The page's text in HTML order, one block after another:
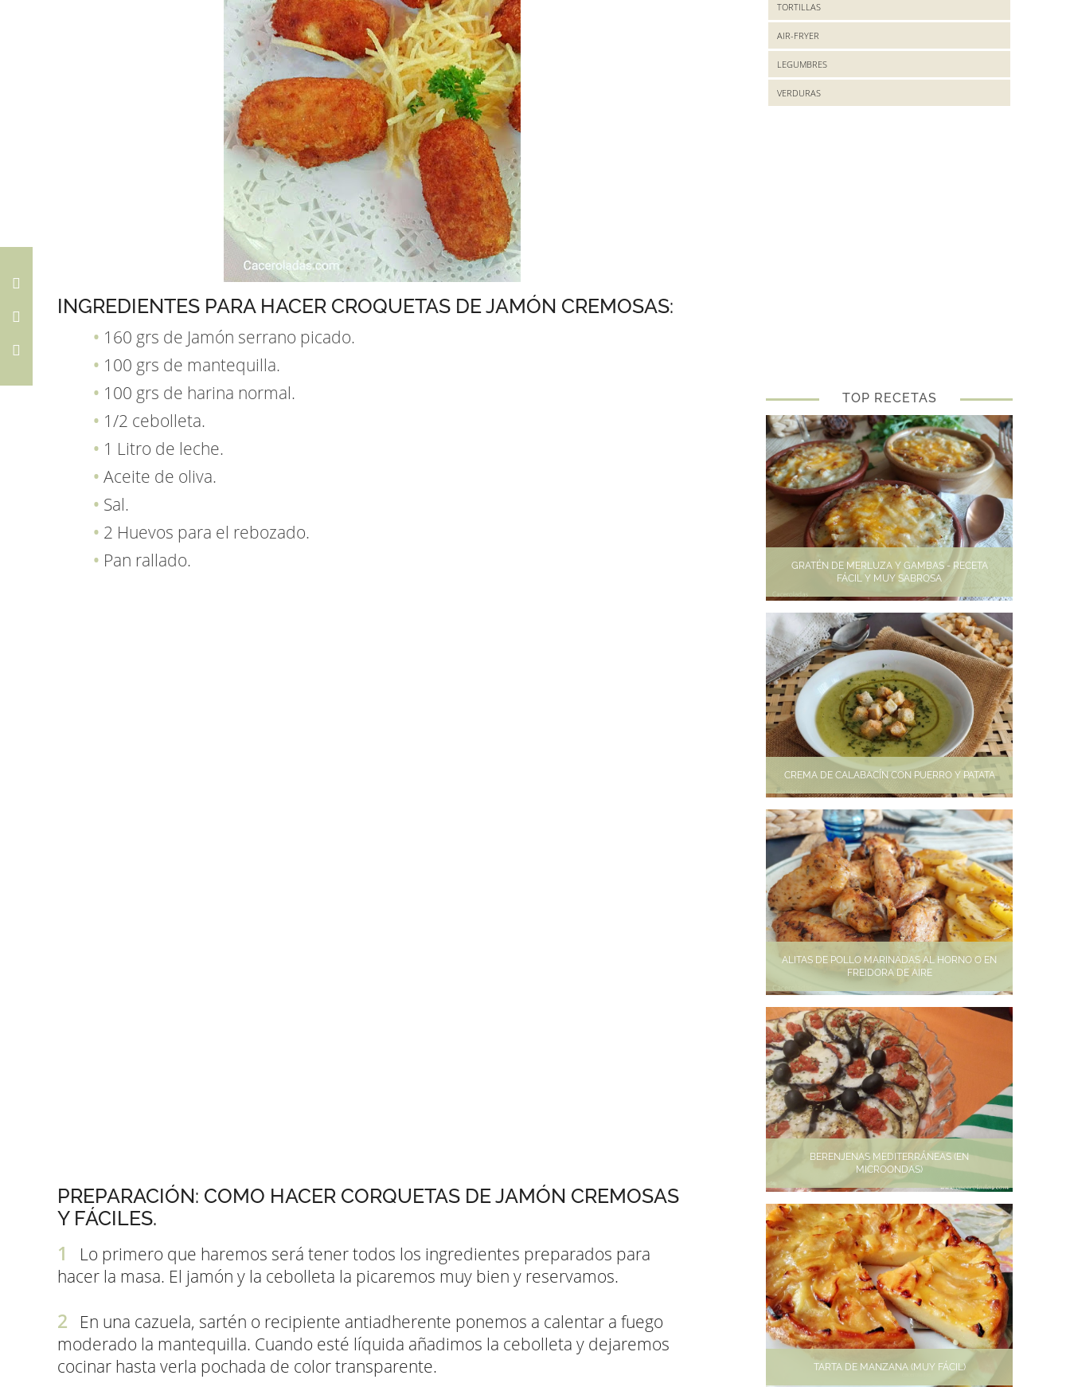
INGREDIENTES PARA HACER CROQUETAS DE JAMÓN CREMOSAS:
160 grs de Jamón serrano picado.
100 grs de mantequilla.
100 grs de harina normal.
1/2 cebolleta.
1 Litro de leche.
Aceite de oliva.
Sal.
2 Huevos para el rebozado.
Pan rallado.
PREPARACIÓN: COMO HACER CORQUETAS DE JAMÓN CREMOSAS
Y FÁCILES.
Lo primero que haremos será tener todos los ingredientes preparados para
hacer la masa. El jamón y la cebolleta la picaremos muy bien y reservamos.
En una cazuela, sartén o recipiente antiadherente ponemos a calentar a fuego
moderado la mantequilla. Cuando esté líquida añadimos la cebolleta y dejaremos
cocinar hasta verla pochada de color transparente.
TORTILLAS
AIR-FRYER
LEGUMBRES
VERDURAS
TOP RECETAS
GRATÉN DE MERLUZA Y GAMBAS - RECETA
FÁCIL Y MUY SABROSA
CREMA DE CALABACÍN CON PUERRO Y PATATA
ALITAS DE POLLO MARINADAS AL HORNO O EN
FREIDORA DE AIRE
BERENJENAS MEDITERRÁNEAS (EN
MICROONDAS)
TARTA DE MANZANA (MUY FÁCIL)